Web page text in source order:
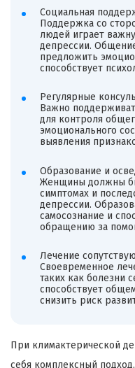
Социальная
Поддержка со
людей играет
депрессии.
предложить
способствует
Регулярные
Важно
для контроля
эмоционального
выявления
Образование и
Женщины должны
симптомах и
депрессии.
самосознание и
обращению за
Лечение
Своевременное
таких как болезни
способствует
снизить риск
При климактерической
себя комплексный